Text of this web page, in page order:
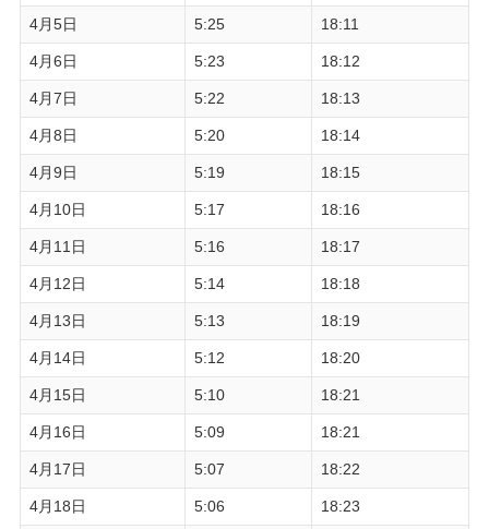
4月5日 5:25 18:11
4月6日 5:23 18:12
4月7日 5:22 18:13
4月8日 5:20 18:14
4月9日 5:19 18:15
4月10日 5:17 18:16
4月11日 5:16 18:17
4月12日 5:14 18:18
4月13日 5:13 18:19
4月14日 5:12 18:20
4月15日 5:10 18:21
4月16日 5:09 18:21
4月17日 5:07 18:22
4月18日 5:06 18:23